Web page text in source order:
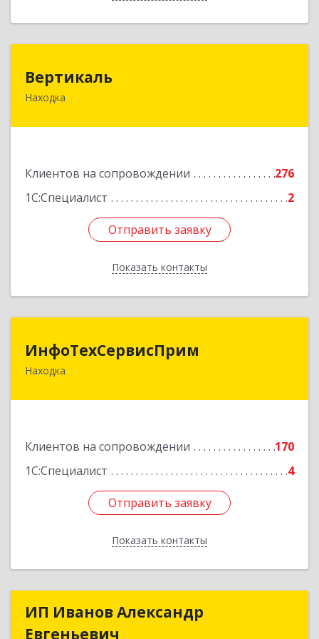
Вертикаль
Находка
Клиентов на сопровождении
276
1С:Специалист
2
Отправить заявку
Показать контакты
Отправить заявку
Назад
ИнфоТехСервисПрим
Находка
Клиентов на сопровождении
170
1С:Специалист
4
Отправить заявку
Показать контакты
Отправить заявку
Назад
ИП Иванов Александр
Евгеньевич
ИП Иванов Александр